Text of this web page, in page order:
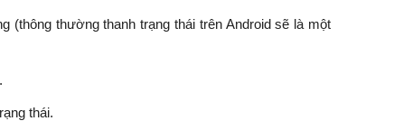
(thông thường thanh trạng thái trên Android sẽ là một
thái.